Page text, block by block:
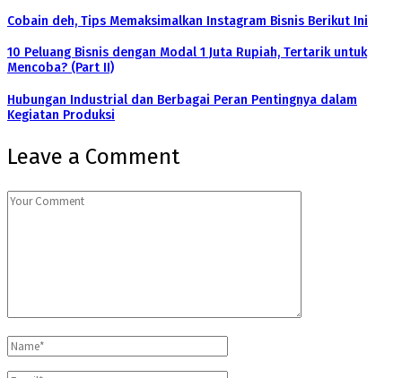
Cobain deh, Tips Memaksimalkan Instagram Bisnis Berikut Ini
10 Peluang Bisnis dengan Modal 1 Juta Rupiah, Tertarik untuk
Mencoba? (Part II)
Hubungan Industrial dan Berbagai Peran Pentingnya dalam
Kegiatan Produksi
Leave a Comment